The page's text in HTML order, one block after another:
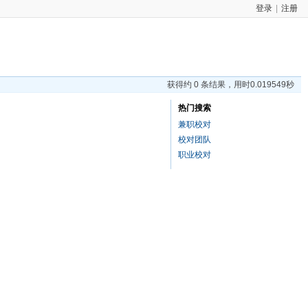
登录 注册
获得约 0 条结果，用时0.019549秒
热门搜索
兼职校对
校对团队
职业校对